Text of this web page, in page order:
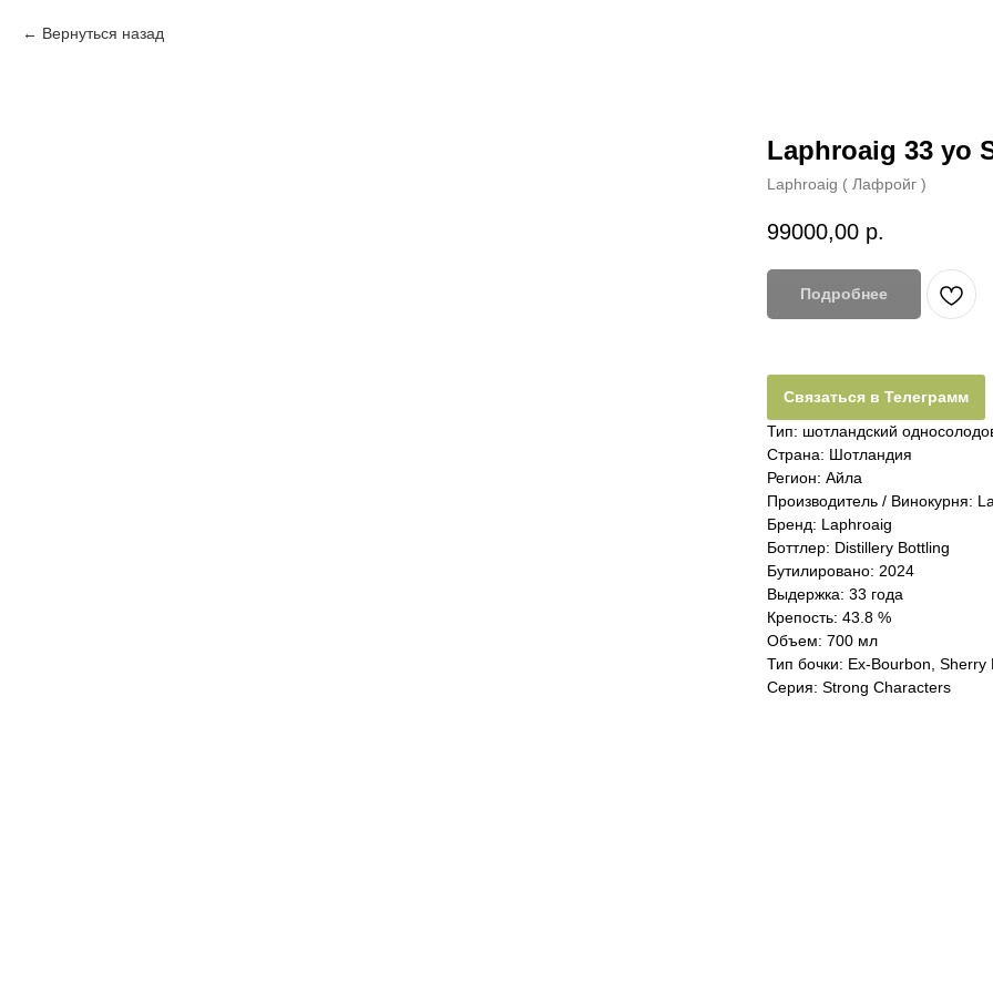
Вернуться назад
Laphroaig 33 yo
Laphroaig ( Лафройг )
99000,00 р.
Подробнее
Связаться в Телеграмм
Тип: шотландский
Страна: Шотландия
Регион: Айла
Производитель / Винокурня:
Бренд: Laphroaig
Боттлер: Distillery Bottling
Бутилировано: 2024
Выдержка: 33 года
Крепость: 43.8 %
Объем: 700 мл
Тип бочки: Ex-Bourbon, Sherry
Серия: Strong Characters